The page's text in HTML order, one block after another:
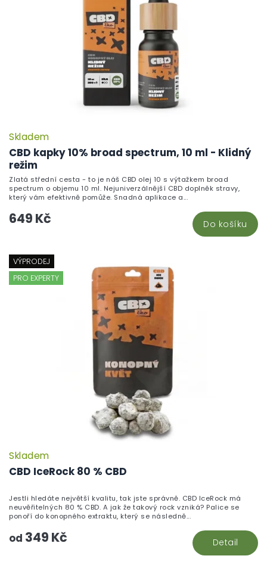
CBD kapky 10% broad spectrum, 10 ml - Klidný
režim
Skladem
649 Kč Do košíku
Zlatá střední cesta - to je náš CBD olej 10 s výtažkem broad
spectrum o objemu 10 ml. Nejuniverzálnější CBD doplněk stravy,
který vám efektivně pomůže. Snadná aplikace a...
VÝPRODEJ
PRO EXPERTY
CBD IceRock 80 % CBD
Skladem
od 349 Kč Detail
Jestli hledáte největší kvalitu, tak jste správně. CBD IceRock má
neuvěřitelných 80 % CBD. A jak že takový rock vzniká? Palice se
ponoří do konopného extraktu, který se následně...